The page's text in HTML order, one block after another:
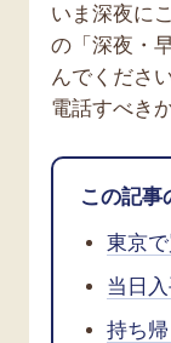
いま深夜に
の「深夜・
んでくださ
電話すべき
この記事
東京
当日
持ち